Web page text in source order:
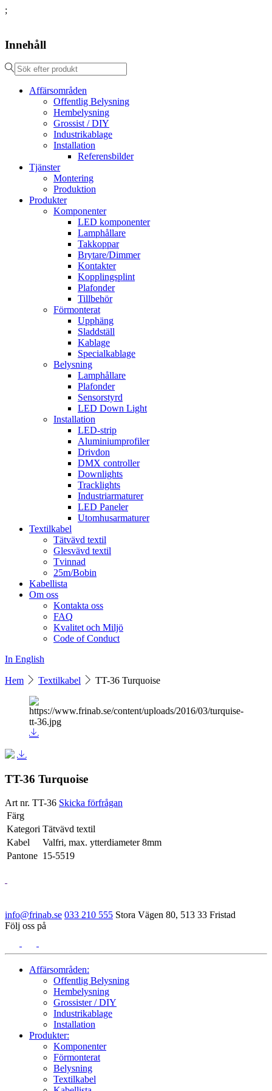
;
Innehåll
Affärsområden
Offentlig Belysning
Hembelysning
Grossist / DIY
Industrikablage
Installation
Referensbilder
Tjänster
Montering
Produktion
Produkter
Komponenter
LED komponenter
Lamphållare
Takkoppar
Brytare/Dimmer
Kontakter
Kopplingsplint
Plafonder
Tillbehör
Förmonterat
Upphäng
Sladdställ
Kablage
Specialkablage
Belysning
Lamphållare
Plafonder
Sensorstyrd
LED Down Light
Installation
LED-strip
Aluminiumprofiler
Drivdon
DMX controller
Downlights
Tracklights
Industriarmaturer
LED Paneler
Utomhusarmaturer
Textilkabel
Tätvävd textil
Glesvävd textil
Tvinnad
25m/Bobin
Kabellista
Om oss
Kontakta oss
FAQ
Kvalitet och Miljö
Code of Conduct
In English
Hem Textilkabel TT-36 Turquoise
TT-36 Turquoise
Art nr. TT-36 Skicka förfrågan
Färg
Kategori Tätvävd textil
Kabel
Valfri, max. ytterdiameter 8mm
Pantone 15-5519
info@frinab.se 033 210 555 Stora Vägen 80, 513 33 Fristad
Följ oss på
Affärsområden:
Offentlig Belysning
Hembelysning
Grossister / DIY
Industrikablage
Installation
Produkter:
Komponenter
Förmonterat
Belysning
Textilkabel